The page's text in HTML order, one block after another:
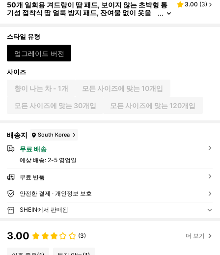
50개 일회용 겨드랑이 땀 패드, 보이지 않는 초박형 통
기성 접착식 땀 얼룩 방지 패드, 잔여물 없이 옷을
3.00 (3)
스타일 유형
업그레이드 버전
사이즈
향이 나는 차 - 1개 모든 사이즈에 맞는 10개입
모든 사이즈에 맞는 30개입 모든 사이즈에 맞는 120개입
배송지 South Korea
무료 배송
예상 배송: 2-5 영업일
무료 반품
안전한 결제 · 개인정보 보호
SHEIN에서 판매됨
3.00 (3) 더 보기